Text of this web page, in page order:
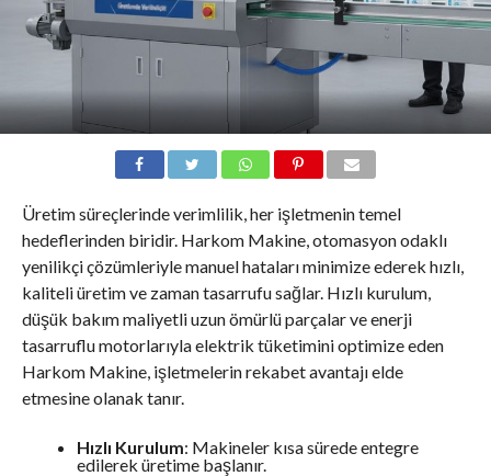
Üretim süreçlerinde verimlilik, her işletmenin temel
hedeflerinden biridir. Harkom Makine, otomasyon odaklı
yenilikçi çözümleriyle manuel hataları minimize ederek hızlı,
kaliteli üretim ve zaman tasarrufu sağlar. Hızlı kurulum,
düşük bakım maliyetli uzun ömürlü parçalar ve enerji
tasarruflu motorlarıyla elektrik tüketimini optimize eden
Harkom Makine, işletmelerin rekabet avantajı elde
etmesine olanak tanır.
Hızlı Kurulum: Makineler kısa sürede entegre
edilerek üretime başlanır.